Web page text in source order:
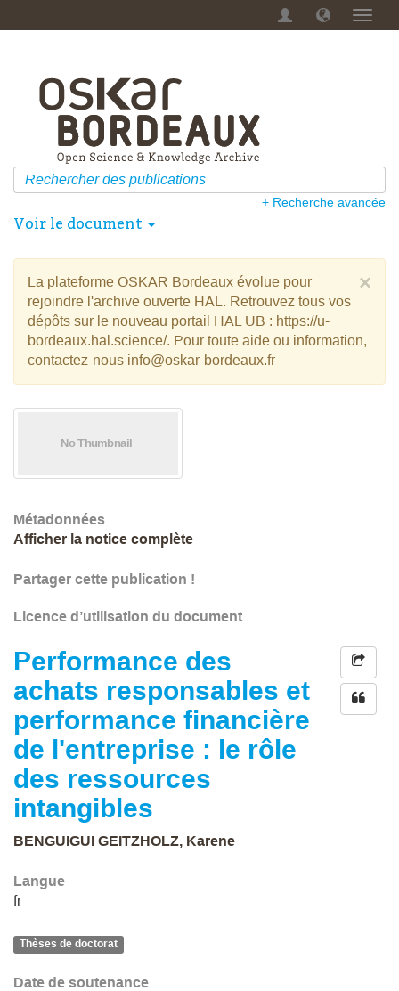
Menu
+ Recherche avancée
Voir le document
×
La plateforme OSKAR Bordeaux évolue pour
rejoindre l'archive ouverte HAL. Retrouvez tous vos
dépôts sur le nouveau portail HAL UB : https://u-
bordeaux.hal.science/. Pour toute aide ou information,
contactez-nous info@oskar-bordeaux.fr
Métadonnées
Afficher la notice complète
Partager cette publication !
Licence d’utilisation du document
Performance des
achats responsables et
performance financière
de l'entreprise : le rôle
des ressources
intangibles
BENGUIGUI GEITZHOLZ, Karene
Langue
fr
Thèses de doctorat
Date de soutenance